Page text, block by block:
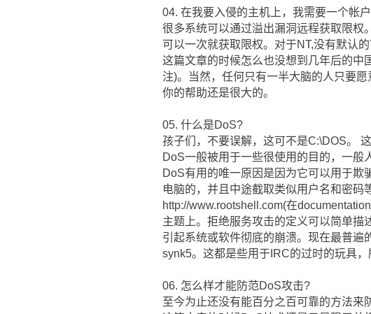
04. 在我要入侵的主机上，我需要一个帐
很多系统可以通过溢出漏洞远程获取限
可以一次就获取限权。对于NT,没有默认
这篇文章的时候怎么也没想到几年后的中
注)。当然，任何只有一半大脑的人只要
你的帮助还是很大的。
05. 什么是DoS?
孩子们，不要误解，这可不是C:\DOS。
DoS一般被用于一些很使用的目的，一般
DoS有用的唯一原因是因为它可以用于欺
电脑的，并且中途截取类似用户名和密码
http://www.rootshell.com(在
主题上。拒绝服务攻击的定义可以简单描
引起系统或软件彻底的崩溃。现在最普遍
synk5。这都是些用于IRC的过时的玩具，
06. 怎么样才能防范DoS攻击?
至今为止还没有能百分之百可靠的方法